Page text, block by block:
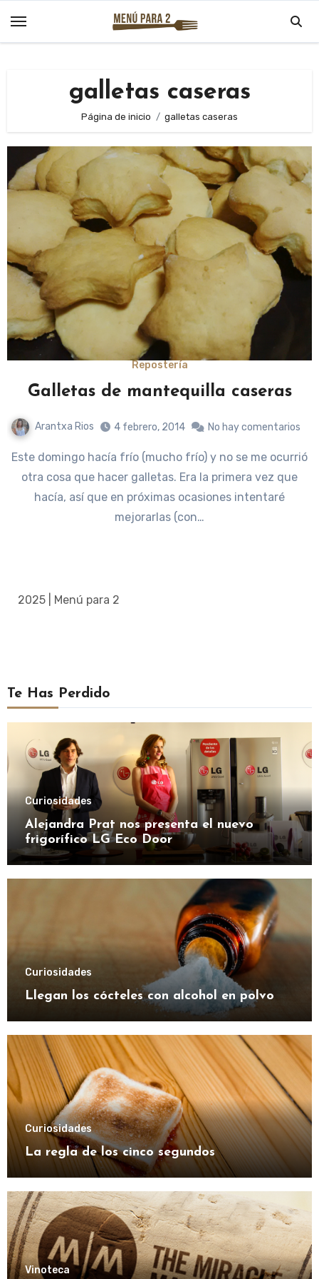
galletas caseras
Página de inicio galletas caseras
Repostería
Galletas de mantequilla caseras
Arantxa Rios 4 febrero, 2014 No hay comentarios
Este domingo hacía frío (mucho frío) y no se me ocurrió
otra cosa que hacer galletas. Era la primera vez que
hacía, así que en próximas ocasiones intentaré
mejorarlas (con…
2025 | Menú para 2
Te Has Perdido
Curiosidades
Alejandra Prat nos presenta el nuevo
frigorífico LG Eco Door
Curiosidades
Llegan los cócteles con alcohol en polvo
Curiosidades
La regla de los cinco segundos
Vinoteca